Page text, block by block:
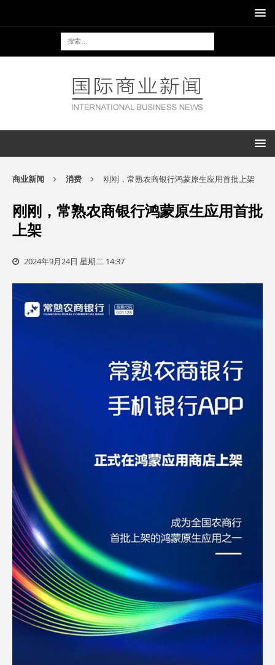
商业新闻 消费 刚刚，常熟农商银行鸿蒙原生应用首批上架
刚刚，常熟农商银行鸿蒙原生应用首批
上架
2024年9月24日 星期二 14:37